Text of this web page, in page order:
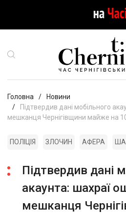
Головна
Новини
Підтвердив дані мобільного
мешканця Чернігівщини майже на
ПОЛІЦІЯ ЗЛОЧИН АФЕРА
Підтвердив дані
акаунта: шахраї
мешканця